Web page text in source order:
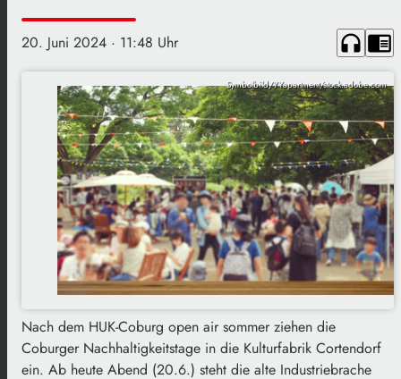
20. Juni 2024 · 11:48 Uhr headphones chrome_reader_mode
Symbolbild/YYapartment/stock.adobe.com
Nach dem HUK-Coburg open air sommer ziehen die
Coburger Nachhaltigkeitstage in die Kulturfabrik Cortendorf
ein. Ab heute Abend (20.6.) steht die alte Industriebrache